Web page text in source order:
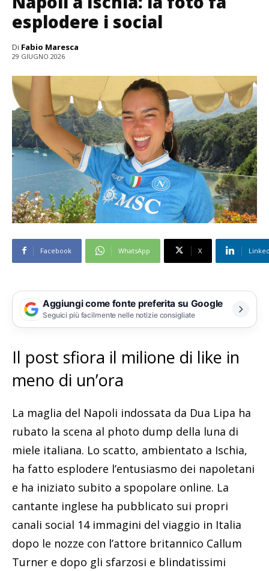
esplodere i social
Di Fabio Maresca
29 GIUGNO 2026
Facebook WhatsApp X
Aggiungi come fonte preferita su Google
Seguici più facilmente nelle notizie consigliate
Il post sfiora il milione di like in
meno di un’ora
La maglia del Napoli indossata da Dua Lipa ha
rubato la scena al photo dump della luna di
miele italiana. Lo scatto, ambientato a Ischia,
ha fatto esplodere l’entusiasmo dei napoletani
e ha iniziato subito a spopolare online. La
cantante inglese ha pubblicato sui propri
canali social 14 immagini del viaggio in Italia
dopo le nozze con l’attore britannico Callum
Turner e dopo gli sfarzosi e blindatissimi